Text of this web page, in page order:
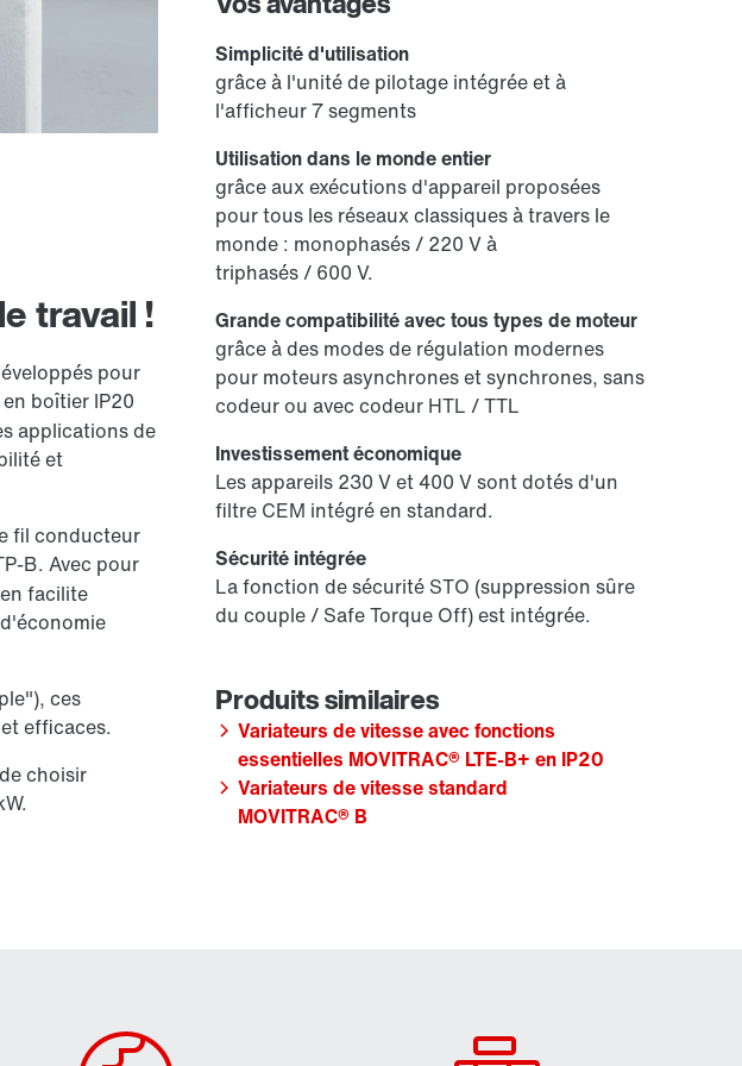
travail !
pour
en boîtier IP20
applications de
et
fil conducteur
B. Avec pour
facilite
ces
efficaces.
choisir
Simplicité d'utilisation
grâce à l'unité de pilotage intégrée et à
l'afficheur 7 segments
Utilisation dans le monde entier
grâce aux exécutions d'appareil proposées
pour tous les réseaux classiques à travers le
monde : monophasés / 220 V à
triphasés / 600 V.
Grande compatibilité avec tous types de moteur
grâce à des modes de régulation modernes
pour moteurs asynchrones et synchrones, sans
codeur ou avec codeur HTL / TTL
Investissement économique
Les appareils 230 V et 400 V sont dotés d'un
filtre CEM intégré en standard.
Sécurité intégrée
La fonction de sécurité STO (suppression sûre
du couple / Safe Torque Off) est intégrée.
Variateurs de vitesse avec fonctions
essentielles MOVITRAC® LTE-B+ en IP20
Variateurs de vitesse standard
MOVITRAC® B